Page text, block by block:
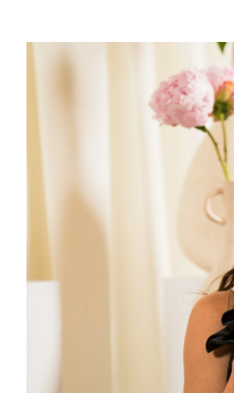
MODA & LJEPOTA